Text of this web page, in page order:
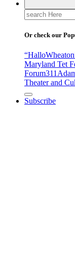
Search
for:
Or check our
Maryland Tet
Forum311
Theater and
Subscribe